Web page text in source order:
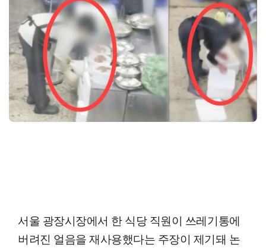
서울 광장시장에서 한 식당 직원이 쓰레기통에
버려진 얼음을 재사용했다는 주장이 제기돼 논